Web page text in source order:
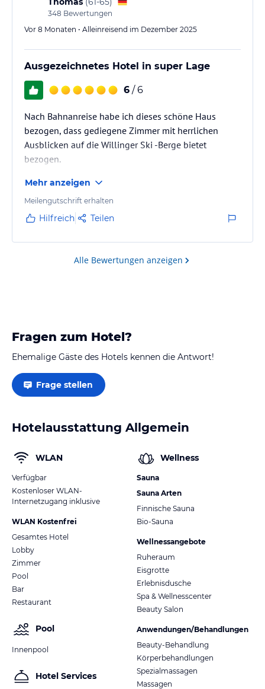
348 Bewertungen
Vor 8 Monaten • Alleinreisend im Dezember 2025
Ausgezeichnetes Hotel in super Lage
6 / 6
Nach Bahnanreise habe ich dieses schöne Haus
bezogen, dass gediegene Zimmer mit herrlichen
Ausblicken auf die Willinger Ski -Berge bietet
bezogen.
Mehr anzeigen
Meilengutschrift erhalten
Hilfreich Teilen
Alle Bewertungen anzeigen
Fragen zum Hotel?
Ehemalige Gäste des Hotels kennen die Antwort!
Frage stellen
Hotelausstattung Allgemein
WLAN
Verfügbar
Kostenloser WLAN-
Internetzugang inklusive
WLAN Kostenfrei
Gesamtes Hotel
Lobby
Zimmer
Pool
Bar
Restaurant
Pool
Innenpool
Hotel Services
Wellness
Sauna
Sauna Arten
Finnische Sauna
Bio-Sauna
Wellnessangebote
Ruheraum
Eisgrotte
Erlebnisdusche
Spa & Wellnesscenter
Beauty Salon
Anwendungen/Behandlungen
Beauty-Behandlung
Körperbehandlungen
Spezialmassagen
Massagen